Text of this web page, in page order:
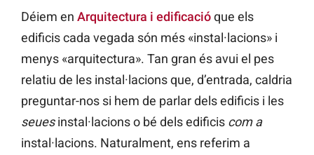
Déiem en Arquitectura i edificacióque els
edificis cada vegada són més «instal·lacions» i
menys «arquitectura». Tan gran és avui el pes
relatiu de les instal·lacions que, d’entrada, caldria
preguntar-nos si hem de parlar dels edificis i les
seuesinstal·lacions o bé dels edificis com a
instal·lacions. Naturalment, ens referim a